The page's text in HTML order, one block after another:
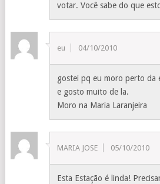
votar. Você sabe do que
eu 04/10/2010
gostei pq eu moro perto da
e gosto muito de la.
Moro na Maria Laranjeira
MARIA JOSE 05/10/2010
Esta Estação é linda!